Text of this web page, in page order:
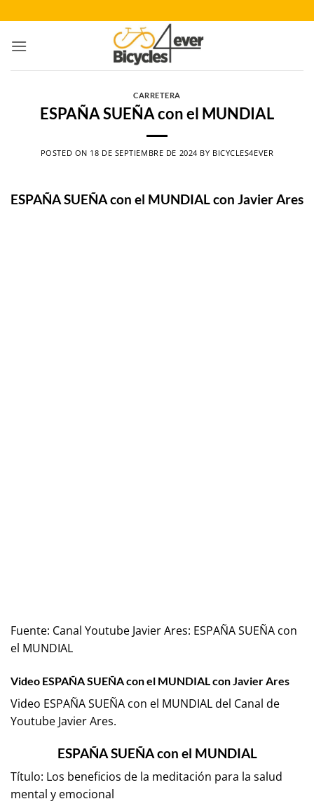
al
contenido
CARRETERA
ESPAÑA SUEÑA con el MUNDIAL
POSTED ON 18 DE SEPTIEMBRE DE 2024 BY BICYCLES4EVER
ESPAÑA SUEÑA con el MUNDIAL con Javier Ares
Fuente: Canal Youtube Javier Ares: ESPAÑA SUEÑA con
el MUNDIAL
Video ESPAÑA SUEÑA con el MUNDIAL con Javier Ares
Video ESPAÑA SUEÑA con el MUNDIAL del Canal de
Youtube Javier Ares.
ESPAÑA SUEÑA con el MUNDIAL
Título: Los beneficios de la meditación para la salud
mental y emocional